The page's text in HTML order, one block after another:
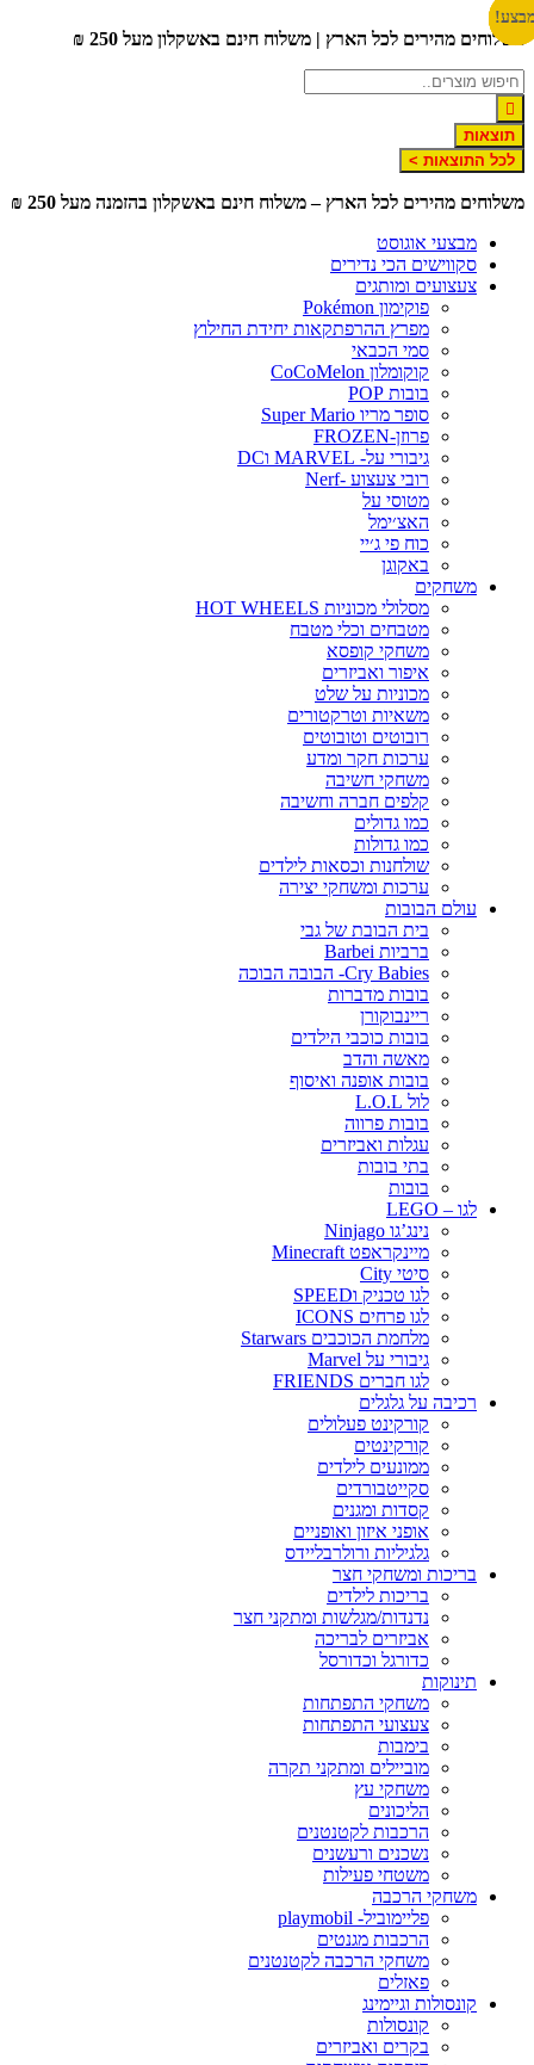
מהירים לכל הארץ | משלוח חינם באשקלון מעל 250 ₪
תוצאות
לכל התוצאות >
מהירים לכל הארץ – משלוח חינם באשקלון בהזמנה מעל 250 ₪
מבצעי אוגוסט
סקווישים הכי נדירים
צעצועים ומותגים
פוקימון Pokémon
מפרץ ההרפתקאות יחידת החילוץ
סמי הכבאי
קוקומלון CoCoMelon
בובות POP
סופר מריו Super Mario
פרוזן-FROZEN
גיבורי על- MARVEL וDC
רובי צעצוע -Nerf
מטוסי על
האצ׳ימל
כוח פי ג׳יי
באקוגן
משחקים
מסלולי מכוניות HOT WHEELS
מטבחים וכלי מטבח
משחקי קופסא
איפור ואביזרים
מכוניות על שלט
משאיות וטרקטורים
רובוטים וטובוטים
ערכות חקר ומדע
משחקי חשיבה
קלפים חברה וחשיבה
כמו גדולים
כמו גדולות
שולחנות וכסאות לילדים
ערכות ומשחקי יצירה
עולם הבובות
בית הבובת של גבי
ברביות Barbei
Cry Babies- הבובה הבוכה
בובות מדברות
ריינבוקורן
בובות כוכבי הילדים
מאשה והדב
בובות אופנה ואיסוף
לול L.O.L
בובות פרווה
עגלות ואביזרים
בתי בובות
בובות
לגו – LEGO
נינג’גו Ninjago
מיינקראפט Minecraft
סיטי City
לגו טכניק וSPEED
לגו פרחים ICONS
מלחמת הכוכבים Starwars
גיבורי על Marvel
לגו חברים FRIENDS
רכיבה על גלגלים
קורקינט פעלולים
קורקינטים
ממונעים לילדים
סקייטבורדים
קסדות ומגנים
אופני איזון ואופניים
גלגיליות ורולרבליידס
בריכות ומשחקי חצר
בריכות לילדים
נדנדות/מגלשות ומתקני חצר
אביזרים לבריכה
כדורגל וכדורסל
תינוקות
משחקי התפתחות
צעצועי התפתחות
בימבות
מוביילים ומתקני תקרה
משחקי עץ
הליכונים
הרכבות לקטנטנים
נשכנים ורעשנים
משטחי פעילות
משחקי הרכבה
פליימוביל- playmobil
הרכבות מגנטים
משחקי הרכבה לקטנטנים
פאזלים
קונסולות וגיימינג
קונסולות
בקרים ואביזרים